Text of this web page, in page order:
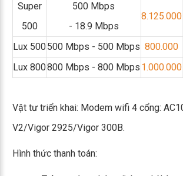
Super
500
500 Mbps
- 18.9 Mbps
8.125.000
Lux 500500 Mbps - 500 Mbps 800.000
Lux 800800 Mbps - 800 Mbps 1.000.000
Vật tư triển khai: Modem wifi 4 cổng:
V2/Vigor 2925/Vigor 300B.
Hình thức thanh toán: